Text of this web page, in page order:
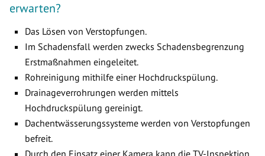
erwarten?
Das Lösen von Verstopfungen.
Im Schadensfall werden zwecks Schadensbegrenzung
Erstmaßnahmen eingeleitet.
Rohreinigung mithilfe einer Hochdruckspülung.
Drainageverrohrungen werden mittels
Hochdruckspülung gereinigt.
Dachentwässerungssysteme werden von Verstopfungen
befreit.